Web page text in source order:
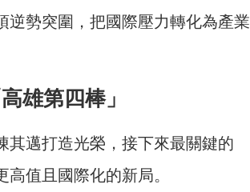
逆勢突圍，把國際壓力轉化為產業
雄第四棒」
其邁打造光榮，接下來最關鍵的
值且國際化的新局。